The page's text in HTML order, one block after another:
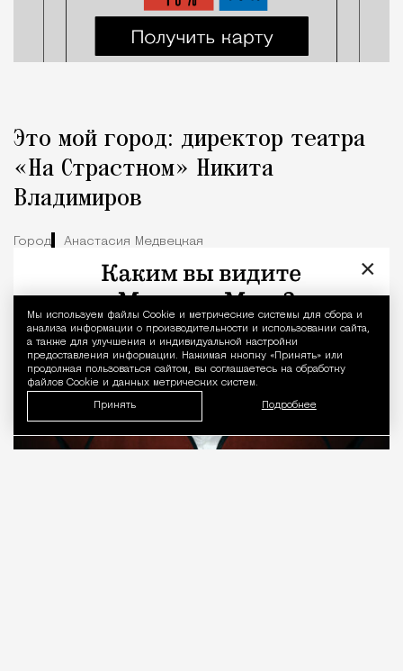
Уведомление
Мы используем файлы Сookie и метрические системы для сбора и
анализа информации о производительности и использовании сайта,
а также для улучшения и индивидуальной настройки
предоставления информации. Нажимая кнопку «Принять» или
продолжая пользоваться сайтом, вы соглашаетесь на обработку
файлов Cookie и данных метрических систем.
Принять Подробнее
Это мой город: директор театра
«На Страстном» Никита
Владимиров
Город Анастасия Медвецкая
×